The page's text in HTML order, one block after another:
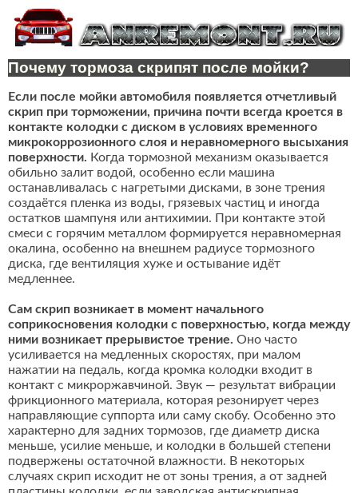
Почему тормоза скрипят после мойки?
Если после мойки автомобиля появляется отчетливый
скрип при торможении, причина почти всегда кроется в
контакте колодки с диском в условиях временного
микрокоррозионного слоя и неравномерного высыхания
поверхности. Когда тормозной механизм оказывается
обильно залит водой, особенно если машина
останавливалась с нагретыми дисками, в зоне трения
создаётся пленка из воды, грязевых частиц и иногда
остатков шампуня или антихимии. При контакте этой
смеси с горячим металлом формируется неравномерная
окалина, особенно на внешнем радиусе тормозного
диска, где вентиляция хуже и остывание идёт
медленнее.
Сам скрип возникает в момент начального
соприкосновения колодки с поверхностью, когда между
ними возникает прерывистое трение. Оно часто
усиливается на медленных скоростях, при малом
нажатии на педаль, когда кромка колодки входит в
контакт с микроржавчиной. Звук — результат вибрации
фрикционного материала, которая резонирует через
направляющие суппорта или саму скобу. Особенно это
характерно для задних тормозов, где диаметр диска
меньше, усилие меньше, и колодки в большей степени
подвержены остаточной влажности. В некоторых
случаях скрип исходит не от зоны трения, а от задней